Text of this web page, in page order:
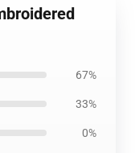
67%
33%
0%